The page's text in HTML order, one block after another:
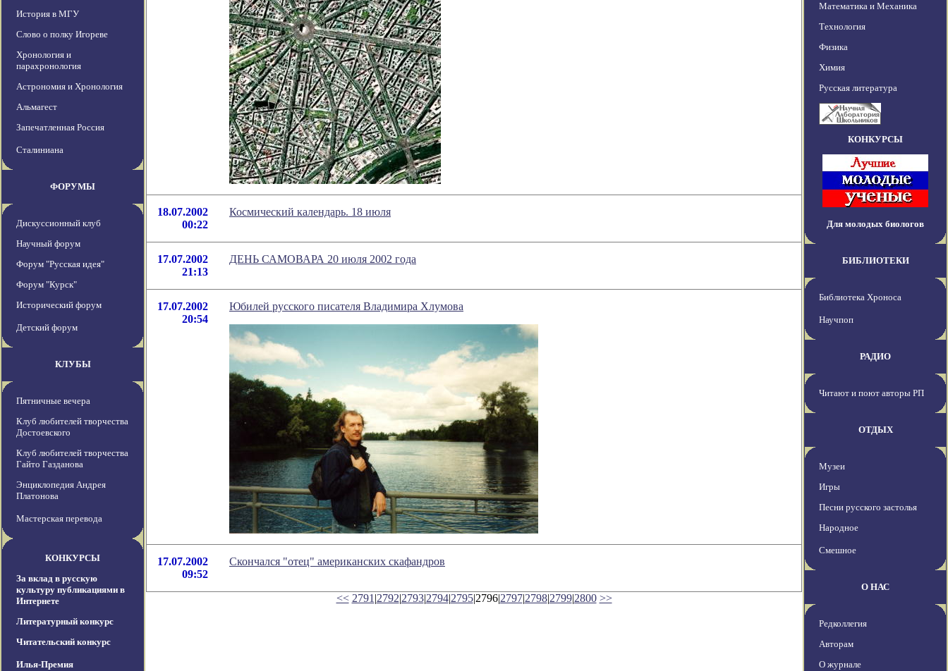
История в МГУ
Слово о полку Игореве
Хронология и
парахронология
Астрономия и Хронология
Альмагест
Запечатленная Россия
Сталиниана
ФОРУМЫ
Дискуссионный клуб
Научный форум
Форум "Русская идея"
Форум "Курск"
Исторический форум
Детский форум
КЛУБЫ
Пятничные вечера
Клуб любителей творчества
Достоевского
Клуб любителей творчества
Гайто Газданова
Энциклопедия Андрея
Платонова
Мастерская перевода
КОНКУРСЫ
За вклад в русскую
культуру публикациями в
Интернете
Литературный конкурс
Читательский конкурс
Илья-Премия
18.07.2002
00:22
Космический календарь. 18 июля
17.07.2002
21:13
ДЕНЬ САМОВАРА 20 июля 2002 года
17.07.2002
20:54
Юбилей русского писателя Владимира Хлумова
17.07.2002
09:52
Скончался "отец" американских скафандров
<< 2791 |2792|2793|2794|2795|2796|2797|2798|2799|2800 >>
Математика и Механика
Технология
Физика
Химия
Русская литература
КОНКУРСЫ
Для молодых биологов
БИБЛИОТЕКИ
Библиотека Хроноса
Научпоп
РАДИО
Читают и поют авторы РП
ОТДЫХ
Музеи
Игры
Песни русского застолья
Народное
Смешное
О НАС
Редколлегия
Авторам
О журнале